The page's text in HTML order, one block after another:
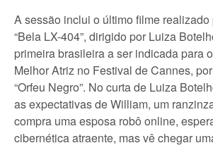
A sessão inclui o último filme realizado
“Bela LX-404”, dirigido por Luiza
primeira brasileira a ser indicada para
Melhor Atriz no Festival de Cannes,
“Orfeu Negro”. No curta de Luiza
as expectativas de William, um
compra uma esposa robô online,
cibernética atraente, mas vê chegar